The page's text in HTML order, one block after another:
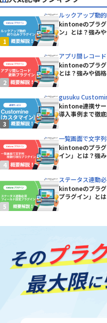
ルックアップ動
kintoneのプラグ
ン」とは？強み
アプリ間レコー
kintoneのプラグ
とは？強みや価
gusuku
kintone連携サー
導入事例まで徹
一覧画面で文字
kintoneのプラグ
イン」とは？強
ステータス連動
kintoneのプラグ
プラグイン」と